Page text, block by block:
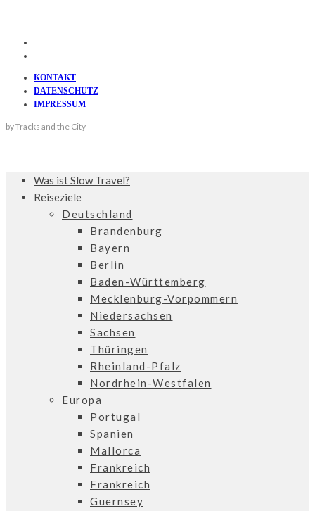
KONTAKT
DATENSCHUTZ
IMPRESSUM
by Tracks and the City
Was ist Slow Travel?
Reiseziele
Deutschland
Brandenburg
Bayern
Berlin
Baden-Württemberg
Mecklenburg-Vorpommern
Niedersachsen
Sachsen
Thüringen
Rheinland-Pfalz
Nordrhein-Westfalen
Europa
Portugal
Spanien
Mallorca
Frankreich
Frankreich
Guernsey